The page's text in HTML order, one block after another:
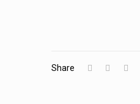
Share